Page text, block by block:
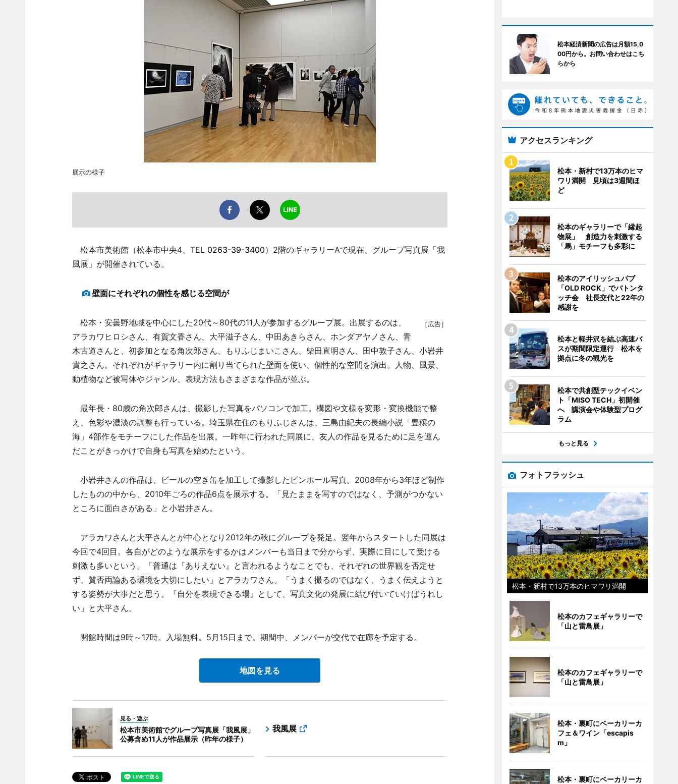
展示の様子
松本市美術館（松本市中央4、TEL 0263-39-3400）2階のギャラリーAで現在、グループ写真展「我
風展」が開催されている。
壁面にそれぞれの個性を感じる空間が
［広告］
松本・安曇野地域を中心にした20代～80代の11人が参加するグループ展。出展するのは、
アラカワヒロシさん、有賀文香さん、大平滋子さん、中田あきらさん、ホンダアヤノさん、青
木古道さんと、初参加となる角次郎さん、もりふじまいこさん、柴田直明さん、田中敦子さん、小岩井
貴之さん。それぞれがギャラリー内に割り当てられた壁面を使い、個性的な空間を演出。人物、風景、
動植物など被写体やジャンル、表現方法もさまざまな作品が並ぶ。
最年長・80歳の角次郎さんは、撮影した写真をパソコンで加工。構図や文様を変形・変換機能で整
え、色彩や濃淡の調整も行っている。埼玉県在住のもりふじさんは、三島由紀夫の長編小説「豊穣の
海」4部作をモチーフにした作品を出展。一昨年に行われた同展に、友人の作品を見るために足を運ん
だことがきっかけで自身も写真を始めたという。
小岩井さんの作品は、ビールの空き缶を加工して撮影したピンホール写真。2008年から3年ほど制作
したものの中から、2010年ごろの作品6点を展示する。「見たままを写すのではなく、予測がつかない
ところに面白さがある」と小岩井さん。
アラカワさんと大平さんとが中心となり2012年の秋にグループを発足。翌年からスタートした同展は
今回で4回目。各自がどのような展示をするかはメンバーも当日まで分からず、実際に目にして受ける
刺激も多いという。「普通は『ありえない』と言われるようなことでも、それぞれの世界観を否定せ
ず、賛否両論ある環境を大切にしたい」とアラカワさん。「うまく撮るのではなく、うまく伝えようと
する姿勢が大事だと思う。『自分を表現できる場』として、写真文化の発展に結び付いていけばうれし
い」と大平さん。
開館時間は9時～17時。入場無料。5月15日まで。期間中、メンバーが交代で在廊を予定する。
地図を見る
見る・遊ぶ
松本市美術館でグループ写真展「我風展」
公募含め11人が作品展示（昨年の様子）
我風展
松本経済新聞の広告は月額15,0
00円から。お問い合わせはこち
らから
アクセスランキング
松本・新村で13万本のヒマ
ワリ満開 見頃は3週間ほ
ど
松本のギャラリーで「縁起
物展」 創造力を刺激する
「馬」モチーフも多彩に
松本のアイリッシュパブ
「OLD ROCK」でバトンタ
ッチ会 社長交代と22年の
感謝を
松本と軽井沢を結ぶ高速バ
スが期間限定運行 松本を
拠点に冬の観光を
松本で共創型テックイベン
ト「MISO TECH」初開催
へ 講演会や体験型プログ
ラム
もっと見る
フォトフラッシュ
松本・新村で13万本のヒマワリ満開
松本のカフェギャラリーで
「山と雷鳥展」
松本のカフェギャラリーで
「山と雷鳥展」
松本・裏町にベーカリーカ
フェ＆ワイン「escapis
m」
松本・裏町にベーカリーカ